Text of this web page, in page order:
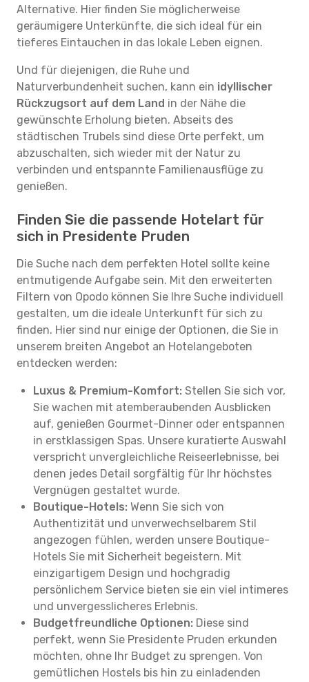
Alternative. Hier finden Sie möglicherweise
geräumigere Unterkünfte, die sich ideal für ein
tieferes Eintauchen in das lokale Leben eignen.
Und für diejenigen, die Ruhe und
Naturverbundenheit suchen, kann ein idyllischer
Rückzugsort auf dem Land in der Nähe die
gewünschte Erholung bieten. Abseits des
städtischen Trubels sind diese Orte perfekt, um
abzuschalten, sich wieder mit der Natur zu
verbinden und entspannte Familienausflüge zu
genießen.
Finden Sie die passende Hotelart für
sich in Presidente Pruden
Die Suche nach dem perfekten Hotel sollte keine
entmutigende Aufgabe sein. Mit den erweiterten
Filtern von Opodo können Sie Ihre Suche individuell
gestalten, um die ideale Unterkunft für sich zu
finden. Hier sind nur einige der Optionen, die Sie in
unserem breiten Angebot an Hotelangeboten
entdecken werden:
Luxus & Premium-Komfort: Stellen Sie sich vor,
Sie wachen mit atemberaubenden Ausblicken
auf, genießen Gourmet-Dinner oder entspannen
in erstklassigen Spas. Unsere kuratierte Auswahl
verspricht unvergleichliche Reiseerlebnisse, bei
denen jedes Detail sorgfältig für Ihr höchstes
Vergnügen gestaltet wurde.
Boutique-Hotels: Wenn Sie sich von
Authentizität und unverwechselbarem Stil
angezogen fühlen, werden unsere Boutique-
Hotels Sie mit Sicherheit begeistern. Mit
einzigartigem Design und hochgradig
persönlichem Service bieten sie ein viel intimeres
und unvergesslicheres Erlebnis.
Budgetfreundliche Optionen: Diese sind
perfekt, wenn Sie Presidente Pruden erkunden
möchten, ohne Ihr Budget zu sprengen. Von
gemütlichen Hostels bis hin zu einladenden